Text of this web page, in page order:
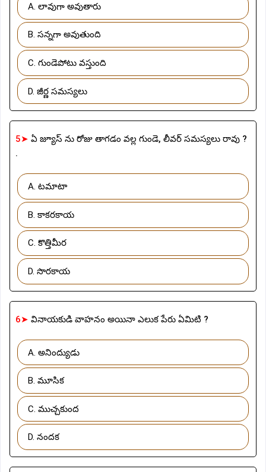
A. లావుగా అవుతారు
B. సన్నగా అవుతుంది
C. గుండెపోటు వస్తుంది
D. జీర్ణ సమస్యలు
5➤ ఏ జ్యూస్ ను రోజు తాగడం వల్ల గుండె, లీవర్ సమస్యలు రావు ?
.
A. టమాటా
B. కాకరకాయ
C. కొత్తిమీర
D. సొరకాయ
6➤ వినాయకుడి వాహనం అయినా ఎలుక పేరు ఏమిటి ?
A. అనింద్యుడు
B. మూసిక
C. ముచ్చకుంద
D. నందక